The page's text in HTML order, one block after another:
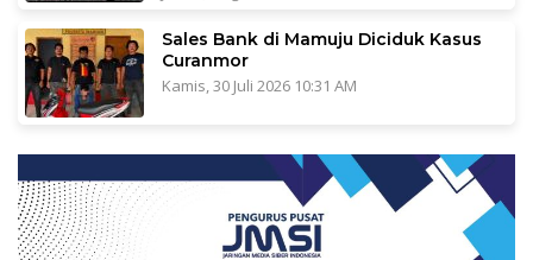
Sales Bank di Mamuju Diciduk Kasus
Curanmor
Kamis, 30 Juli 2026 10:31 AM